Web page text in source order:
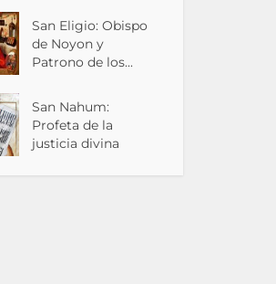
San Eligio: Obispo
de Noyon y
Patrono de los...
San Nahum:
Profeta de la
justicia divina